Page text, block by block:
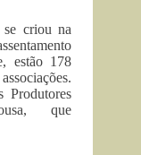
se criou na
estão 178
Produtores
que